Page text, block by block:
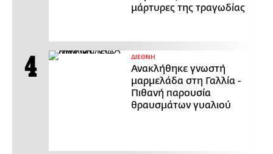
μάρτυρες της τραγωδίας
ΔΙΕΘΝΗ
Ανακλήθηκε γνωστή
μαρμελάδα στη Γαλλία -
Πιθανή παρουσία
θραυσμάτων γυαλιού